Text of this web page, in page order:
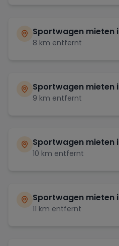
Sportwagen mieten
8 km entfernt
Sportwagen mieten
9 km entfernt
Sportwagen mieten
10 km entfernt
Sportwagen mieten
11 km entfernt